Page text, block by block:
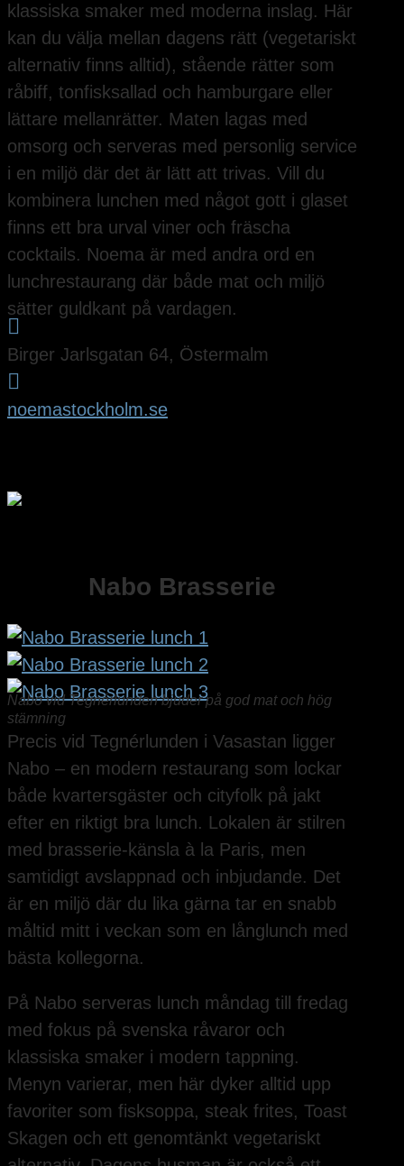
klassiska smaker med moderna inslag. Här
kan du välja mellan dagens rätt (vegetariskt
alternativ finns alltid), stående rätter som
råbiff, tonfisksallad och hamburgare eller
lättare mellanrätter. Maten lagas med
omsorg och serveras med personlig service
i en miljö där det är lätt att trivas. Vill du
kombinera lunchen med något gott i glaset
finns ett bra urval viner och fräscha
cocktails. Noema är med andra ord en
lunchrestaurang där både mat och miljö
sätter guldkant på vardagen.

Birger Jarlsgatan 64, Östermalm

noemastockholm.se
Nabo Brasserie
Nabo vid Tegnérlunden bjuder på god mat och hög
stämning
Precis vid Tegnérlunden i Vasastan ligger
Nabo – en modern restaurang som lockar
både kvartersgäster och cityfolk på jakt
efter en riktigt bra lunch. Lokalen är stilren
med brasserie-känsla à la Paris, men
samtidigt avslappnad och inbjudande. Det
är en miljö där du lika gärna tar en snabb
måltid mitt i veckan som en långlunch med
bästa kollegorna.
På Nabo serveras lunch måndag till fredag
med fokus på svenska råvaror och
klassiska smaker i modern tappning.
Menyn varierar, men här dyker alltid upp
favoriter som fisksoppa, steak frites, Toast
Skagen och ett genomtänkt vegetariskt